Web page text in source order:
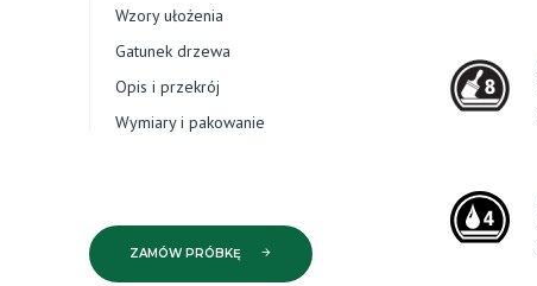
Wzory ułożenia
Gatunek drzewa
Opis i przekrój
Wymiary i pakowanie
ZAMÓW PRÓBKĘ